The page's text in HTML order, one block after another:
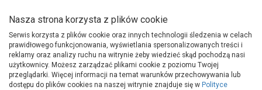
Strona główna Narzędzia
Elektronarzędzia, osprzęt
Szlifierki
Szlifierki kątowe
Nasza strona korzysta z plików cookie
Serwis korzysta z plików cookie oraz innych technologii śledzenia w celach
prawidłowego funkcjonowania, wyświetlania spersonalizowanych treści i
reklamy oraz analizy ruchu na witrynie żeby wiedzieć skąd pochodzą nasi
użytkownicy. Możesz zarządzać plikami cookie z poziomu Twojej
przeglądarki. Więcej informacji na temat warunków przechowywania lub
dostępu do plików cookies na naszej witrynie znajduje się w Polityce